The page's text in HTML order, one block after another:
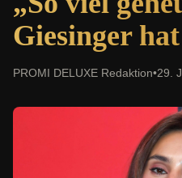
Giesinger
PROMI DELUXE Redaktion•29.